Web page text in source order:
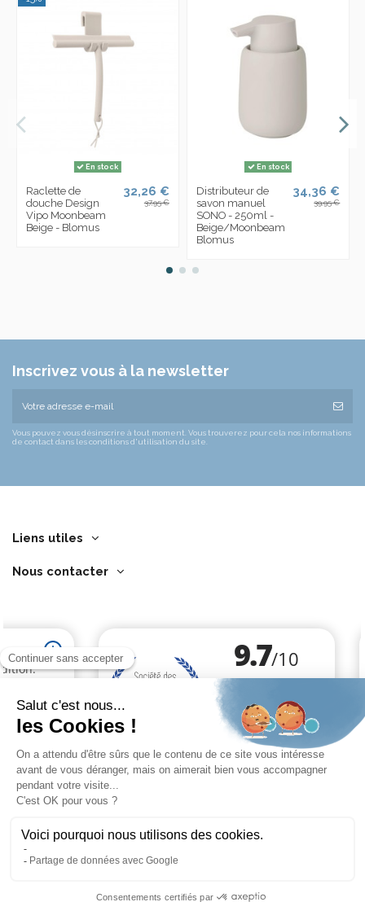
En stock
Raclette de
douche Design
Vipo Moonbeam
Beige - Blomus
32,26 €
37,95 €
En stock
Distributeur de
savon manuel
SONO - 250ml -
Beige/Moonbeam
Blomus
34,36 €
39,95 €
Inscrivez vous à la newsletter
Vous pouvez vous désinscrire à tout moment. Vous trouverez pour cela nos informations
de contact dans les conditions d'utilisation du site.
Liens utiles
Nous contacter
Marchand approuvé par la Société des Avis Garantis,